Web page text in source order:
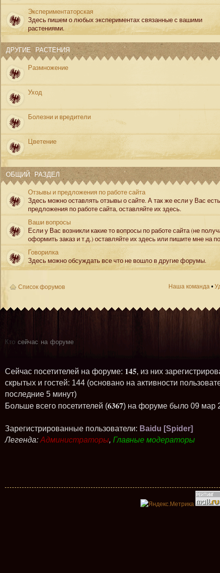
Экспериментаторская
Здесь пишем о любых экспериментах связанные с вашими
растениями.
ДРУГИЕ РАСТЕНИЯ
Размножение
Уход
Болезни и вредители
Цветение
ОБЩИЙ РАЗДЕЛ
Отзывы и предложения по работе сайта
Здесь можно оставлять отзывы о сайте. А так же если у Вас есть
предложения по работе сайта, оставляйте их здесь.
Ваши вопросы
Если у Вас возникли какие то вопросы по работе сайта (не
оформить заказ и т.д.) оставляйте их здесь или пишите мне на
Говорилка
Здесь можно обсуждать все что не вошло в другие форумы.
Список форумов Наша команда •
Кто сейчас на форуме
Сейчас посетителей на форуме: 145, из них
скрытых и гостей: 144 (основано на активности
последние 5 минут)
Больше всего посетителей (6367) на форуме было 09 мар
Зарегистрированные пользователи: Baidu [Spider]
Легенда: Администраторы, Главные модераторы